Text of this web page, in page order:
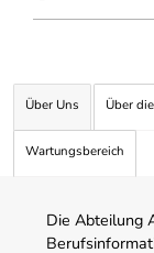
Über Uns Über
Wartungsbereich
Die Abteilung